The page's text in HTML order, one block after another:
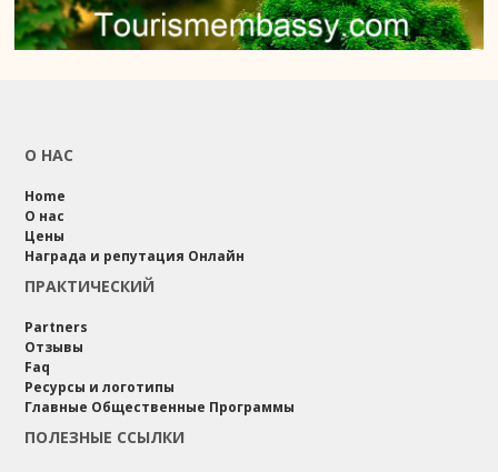
О НАС
Home
О нас
Цены
Награда и репутация Онлайн
ПРАКТИЧЕСКИЙ
Partners
Отзывы
Faq
Ресурсы и логотипы
Главные Общественные Программы
ПОЛЕЗНЫЕ ССЫЛКИ